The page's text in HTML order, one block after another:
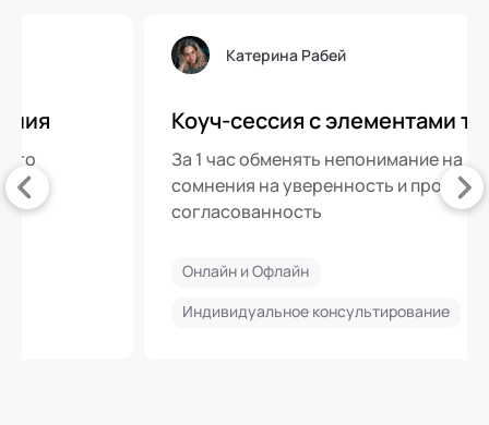
Катерина Рабей
Коуч-сессия с элементами терапии
За 1 час обменять непонимание на ясность,
сомнения на уверенность и противоречия на
согласованность
Онлайн и Офлайн
Индивидуальное консультирование